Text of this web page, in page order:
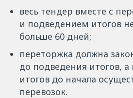
весь тендер вместе с
и подведением итогов
больше 60 дней;
переторжка должна
до подведения итогов,
итогов до начала
перевозок.